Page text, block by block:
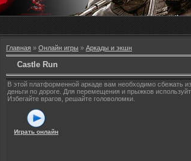
Главная » Онлайн игры » Аркады и экшн
Castle Run
В этой платформенной аркаде вам необходимо сбежать
деньги по дороге. Для перемещения и прыжков
Избегайте врагов, решайте головоломки.
Играть онлайн